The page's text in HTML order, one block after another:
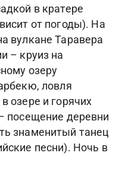
в кратере
от погоды). На
вулкане Таравера
– круиз на
озеру
ловля
озере и горячих
посещение деревни
знаменитый танец
песни). Ночь в